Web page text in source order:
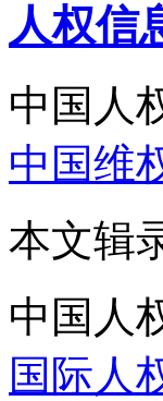
人权信
中国人
中国维
本文辑
中国人
国际人